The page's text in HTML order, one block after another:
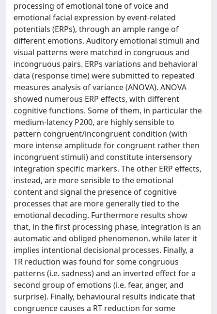
processing of emotional tone of voice and
emotional facial expression by event-related
potentials (ERPs), through an ample range of
different emotions. Auditory emotional stimuli and
visual patterns were matched in congruous and
incongruous pairs. ERPs variations and behavioral
data (response time) were submitted to repeated
measures analysis of variance (ANOVA). ANOVA
showed numerous ERP effects, with different
cognitive functions. Some of them, in particular the
medium-latency P200, are highly sensible to
pattern congruent/incongruent condition (with
more intense amplitude for congruent rather then
incongruent stimuli) and constitute intersensory
integration specific markers. The other ERP effects,
instead, are more sensible to the emotional
content and signal the presence of cognitive
processes that are more generally tied to the
emotional decoding. Furthermore results show
that, in the first processing phase, integration is an
automatic and obliged phenomenon, while later it
implies intentional decisional processes. Finally, a
TR reduction was found for some congruous
patterns (i.e. sadness) and an inverted effect for a
second group of emotions (i.e. fear, anger, and
surprise). Finally, behavioural results indicate that
congruence causes a RT reduction for some